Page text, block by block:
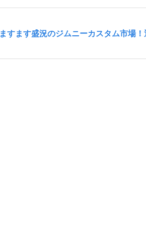
ますます盛況のジムニーカスタム市場